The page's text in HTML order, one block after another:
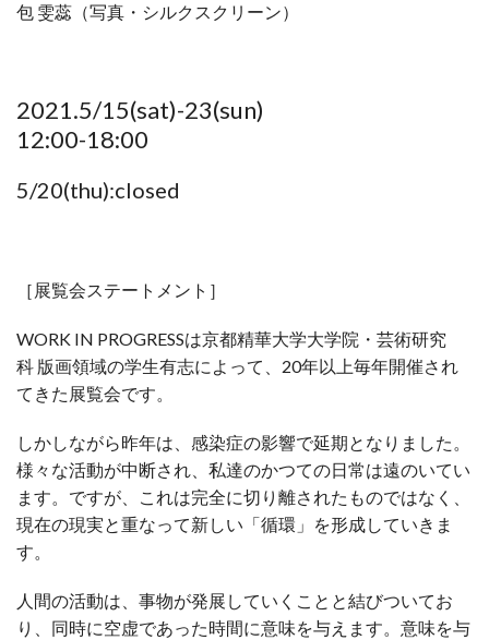
包 雯蕊（写真・シルクスクリーン）
2021.5/15(sat)-23(sun)
12:00-18:00
5/20(thu):closed
［展覧会ステートメント］
WORK IN PROGRESSは京都精華大学大学院・芸術研究
科 版画領域の学生有志によって、20年以上毎年開催され
てきた展覧会です。
しかしながら昨年は、感染症の影響で延期となりました。
様々な活動が中断され、私達のかつての日常は遠のいてい
ます。ですが、これは完全に切り離されたものではなく、
現在の現実と重なって新しい「循環」を形成していきま
す。
人間の活動は、事物が発展していくことと結びついてお
り、同時に空虚であった時間に意味を与えます。意味を与